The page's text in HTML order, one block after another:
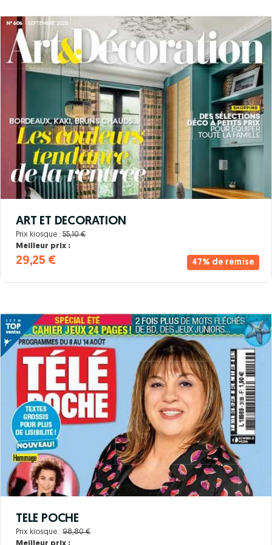
47% de remise
ART ET DECORATION
Prix kiosque : 55,10 €
Meilleur prix :
29,25 €
TELE POCHE
Prix kiosque : 98,80 €
Meilleur prix :